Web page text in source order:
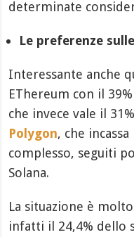
determinate
Le preferenze
Interessante anche
EThereum con il
che invece vale il
Polygon, che
complesso, seguiti
Solana.
La situazione è
infatti il 24,4% dello